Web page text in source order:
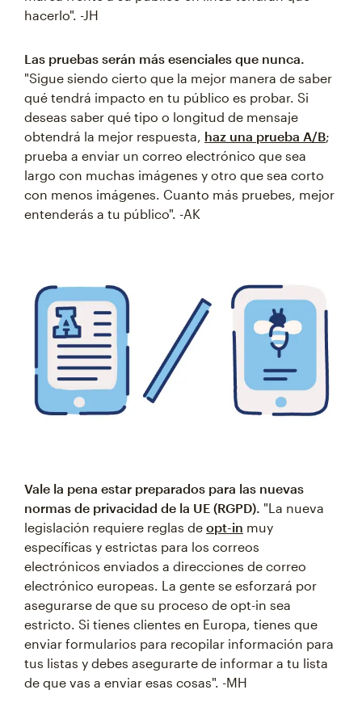
hacerlo". -JH
Las pruebas serán más esenciales que nunca.
"Sigue siendo cierto que la mejor manera de saber
qué tendrá impacto en tu público es probar. Si
deseas saber qué tipo o longitud de mensaje
obtendrá la mejor respuesta, haz una prueba A/B;
prueba a enviar un correo electrónico que sea
largo con muchas imágenes y otro que sea corto
con menos imágenes. Cuanto más pruebes, mejor
entenderás a tu público". -AK
Vale la pena estar preparados para las nuevas
normas de privacidad de la UE (RGPD). "La nueva
legislación requiere reglas de opt-in muy
específicas y estrictas para los correos
electrónicos enviados a direcciones de correo
electrónico europeas. La gente se esforzará por
asegurarse de que su proceso de opt-in sea
estricto. Si tienes clientes en Europa, tienes que
enviar formularios para recopilar información para
tus listas y debes asegurarte de informar a tu lista
de que vas a enviar esas cosas". -MH